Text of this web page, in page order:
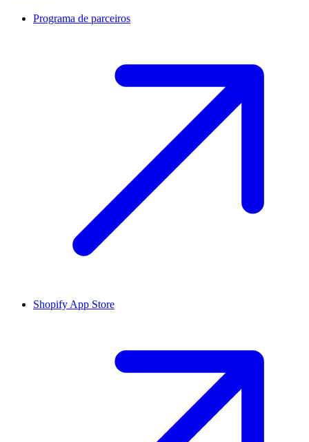
Programa de parceiros
Shopify App Store